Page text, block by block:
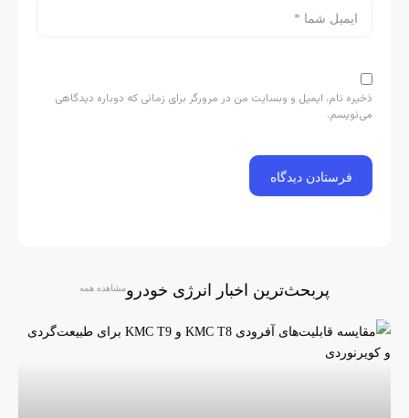
ذخیره نام، ایمیل و وبسایت من در مرورگر برای زمانی که دوباره دیدگاهی
می‌نویسم.
پربحث‌ترین اخبار انرژی خودرو مشاهده همه